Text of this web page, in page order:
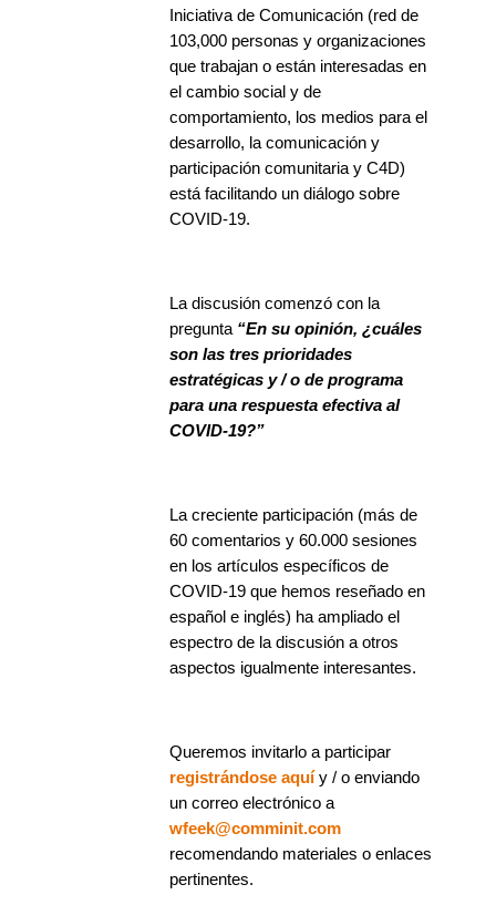
Iniciativa de Comunicación (red de
103,000 personas y organizaciones
que trabajan o están interesadas en
el cambio social y de
comportamiento, los medios para el
desarrollo, la comunicación y
participación comunitaria y C4D)
está facilitando un diálogo sobre
COVID-19.
La discusión comenzó con la
pregunta “En su opinión, ¿cuáles
son las tres prioridades
estratégicas y / o de programa
para una respuesta efectiva al
COVID-19?”
La creciente participación (más de
60 comentarios y 60.000 sesiones
en los artículos específicos de
COVID-19 que hemos reseñado en
español e inglés) ha ampliado el
espectro de la discusión a otros
aspectos igualmente interesantes.
Queremos invitarlo a participar
registrándose aquíy / o enviando
un correo electrónico a
wfeek@comminit.com
recomendando materiales o enlaces
pertinentes.